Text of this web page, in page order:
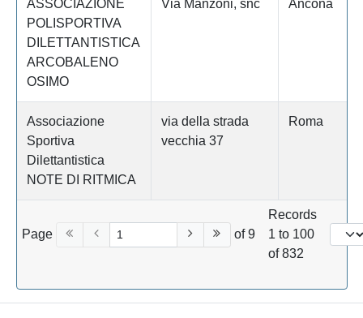
ASSOCIAZIONE
POLISPORTIVA
DILETTANTISTICA
ARCOBALENO
OSIMO
Via Manzoni, snc Ancona
Associazione
Sportiva
Dilettantistica
NOTE DI RITMICA
via della strada
vecchia 37
Roma
Page of 9
Records
1 to 100
of 832